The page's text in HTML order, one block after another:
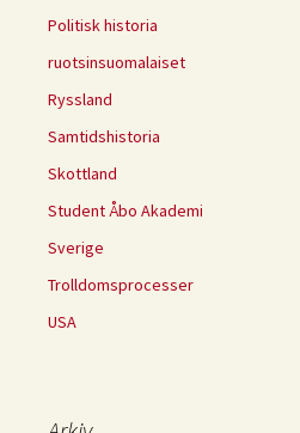
Politisk historia
ruotsinsuomalaiset
Ryssland
Samtidshistoria
Skottland
Student Åbo Akademi
Sverige
Trolldomsprocesser
USA